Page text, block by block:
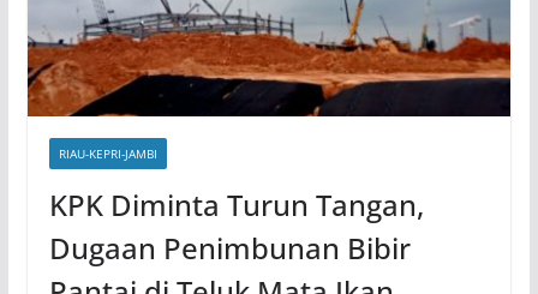
RIAU-KEPRI-JAMBI
KPK Diminta Turun Tangan,
Dugaan Penimbunan Bibir